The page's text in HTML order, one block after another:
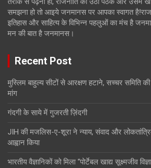
समझना हो तो आइये जनमानस पर आपका स्वागत
इतिहास और साहित्य के विभिन्न पहलुओं का मंच है
मन की बात है जनमानस।
Recent Post
मुस्लिम बाहुल्य सीटों से आरक्षण हटाने, सच्चर समिति
मांग
गंदगी के साये में गुजरती ज़िंदगी
JIH की मजलिस-ए-शूरा ने न्याय, संवाद और
आह्वान किया
भारतीय वैज्ञानिकों को मिला “पोर्टेबल खाद्य सूक्ष्मजीव